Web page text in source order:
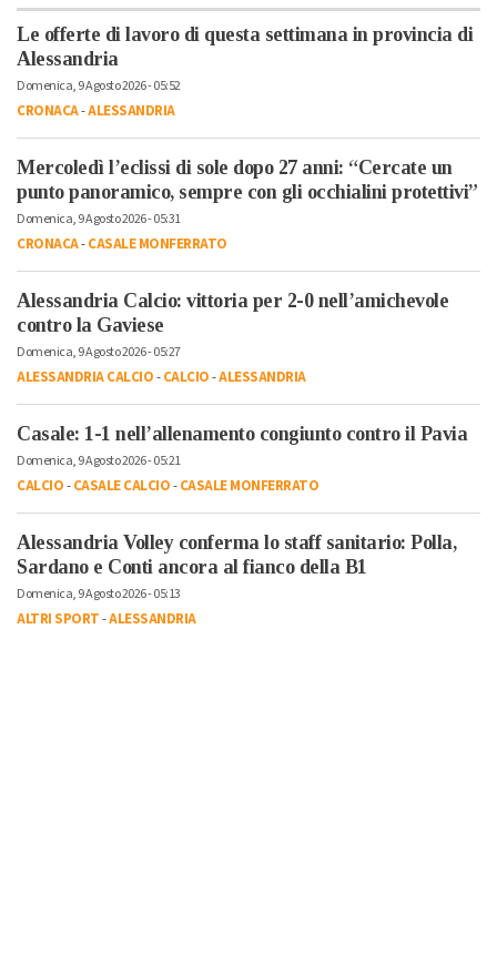
Le offerte di lavoro di questa settimana in provincia di
Alessandria
Domenica, 9 Agosto 2026 - 05:52
CRONACA-ALESSANDRIA
Mercoledì l’eclissi di sole dopo 27 anni: “Cercate un
punto panoramico, sempre con gli occhialini protettivi”
Domenica, 9 Agosto 2026 - 05:31
CRONACA-CASALE MONFERRATO
Alessandria Calcio: vittoria per 2-0 nell’amichevole
contro la Gaviese
Domenica, 9 Agosto 2026 - 05:27
ALESSANDRIA CALCIO-CALCIO-ALESSANDRIA
Casale: 1-1 nell’allenamento congiunto contro il Pavia
Domenica, 9 Agosto 2026 - 05:21
CALCIO-CASALE CALCIO-CASALE MONFERRATO
Alessandria Volley conferma lo staff sanitario: Polla,
Sardano e Conti ancora al fianco della B1
Domenica, 9 Agosto 2026 - 05:13
ALTRI SPORT-ALESSANDRIA